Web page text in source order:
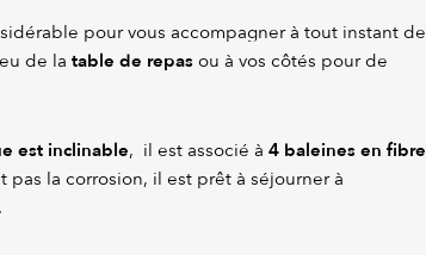
pour vous accompagner à tout instant de
de la table de repas ou à vos côtés pour de
est inclinable, il est associé à 4 baleines en fibre
pas la corrosion, il est prêt à séjourner à